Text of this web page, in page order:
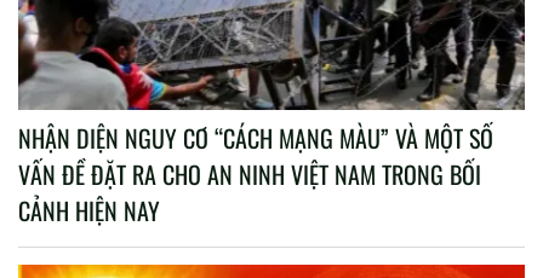
NHẬN DIỆN NGUY CƠ “CÁCH MẠNG MÀU” VÀ MỘT SỐ
VẤN ĐỀ ĐẶT RA CHO AN NINH VIỆT NAM TRONG BỐI
CẢNH HIỆN NAY